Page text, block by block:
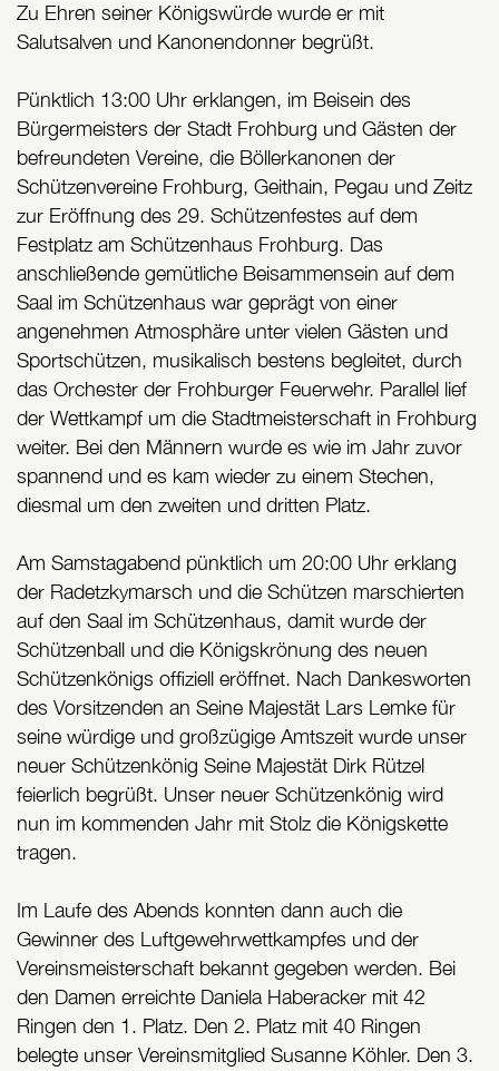
Zu Ehren seiner Königswürde wurde er mit
Salutsalven und Kanonendonner begrüßt.
Pünktlich 13:00 Uhr erklangen, im Beisein des
Bürgermeisters der Stadt Frohburg und Gästen der
befreundeten Vereine, die Böllerkanonen der
Schützenvereine Frohburg, Geithain, Pegau und Zeitz
zur Eröffnung des 29. Schützenfestes auf dem
Festplatz am Schützenhaus Frohburg. Das
anschließende gemütliche Beisammensein auf dem
Saal im Schützenhaus war geprägt von einer
angenehmen Atmosphäre unter vielen Gästen und
Sportschützen, musikalisch bestens begleitet, durch
das Orchester der Frohburger Feuerwehr. Parallel lief
der Wettkampf um die Stadtmeisterschaft in Frohburg
weiter. Bei den Männern wurde es wie im Jahr zuvor
spannend und es kam wieder zu einem Stechen,
diesmal um den zweiten und dritten Platz.
Am Samstagabend pünktlich um 20:00 Uhr erklang
der Radetzkymarsch und die Schützen marschierten
auf den Saal im Schützenhaus, damit wurde der
Schützenball und die Königskrönung des neuen
Schützenkönigs offiziell eröffnet. Nach Dankesworten
des Vorsitzenden an Seine Majestät Lars Lemke für
seine würdige und großzügige Amtszeit wurde unser
neuer Schützenkönig Seine Majestät Dirk Rützel
feierlich begrüßt. Unser neuer Schützenkönig wird
nun im kommenden Jahr mit Stolz die Königskette
tragen.
Im Laufe des Abends konnten dann auch die
Gewinner des Luftgewehrwettkampfes und der
Vereinsmeisterschaft bekannt gegeben werden. Bei
den Damen erreichte Daniela Haberacker mit 42
Ringen den 1. Platz. Den 2. Platz mit 40 Ringen
belegte unser Vereinsmitglied Susanne Köhler. Den 3.